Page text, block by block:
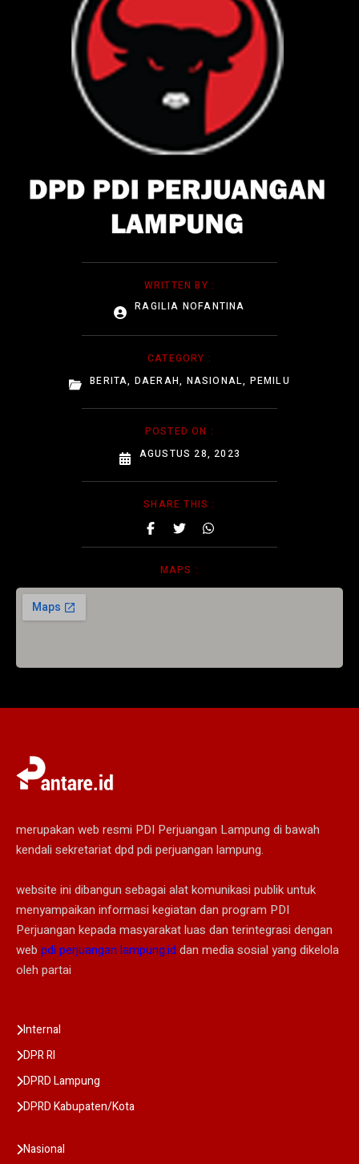
WRITTEN BY :
RAGILIA NOFANTINA
CATEGORY :
BERITA, DAERAH, NASIONAL, PEMILU
POSTED ON :
AGUSTUS 28, 2023
SHARE THIS :
MAPS :
merupakan web resmi PDI Perjuangan Lampung di bawah
kendali sekretariat dpd pdi perjuangan lampung.
website ini dibangun sebagai alat komunikasi publik untuk
menyampaikan informasi kegiatan dan program PDI
Perjuangan kepada masyarakat luas dan terintegrasi dengan
web pdi perjuangan lampung.id dan media sosial yang dikelola
oleh partai
Internal
DPR RI
DPRD Lampung
DPRD Kabupaten/Kota
Nasional